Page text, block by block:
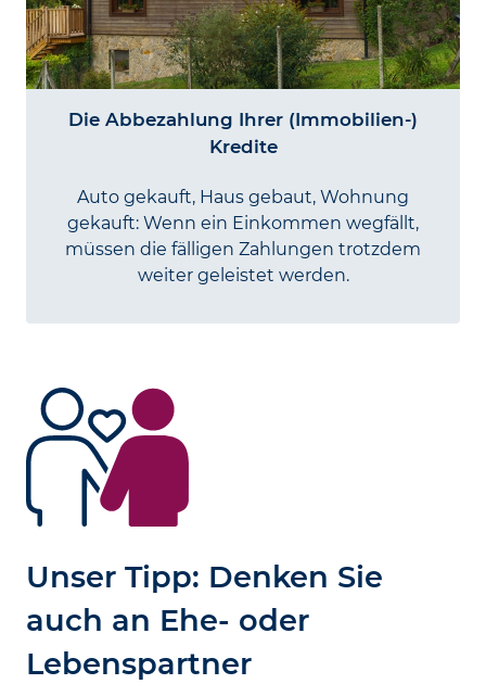
Die Abbezahlung Ihrer (Immobilien-)
Kredite
Auto gekauft, Haus gebaut, Wohnung
gekauft: Wenn ein Ein­kommen weg­fällt,
müssen die fälligen Zahlungen trotzdem
weiter geleistet werden.
Unser Tipp: Denken Sie
auch an Ehe- oder
Lebenspartner